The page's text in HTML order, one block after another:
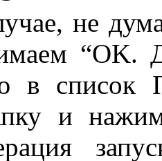
не
“OK.
в список
и